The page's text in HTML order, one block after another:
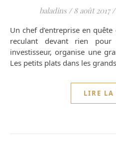
baladins / 8 août 2017 /
Un chef d’entreprise en quête d’un nouveau marché, et ne
reculant devant rien pour
investisseur, organise une
Les petits plats dans les
LIRE LA